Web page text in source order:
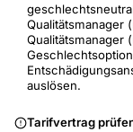
Qualitätsmanager
Qualitätsmanager
auslösen.
Tarifvertrag